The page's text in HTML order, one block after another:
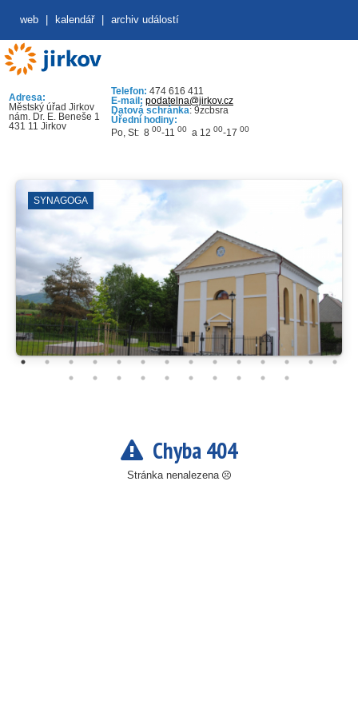
web kalendář archiv událostí
Adresa:
Městský úřad Jirkov
nám. Dr. E. Beneše 1
431 11 Jirkov
Telefon: 474 616 411
E-mail: podatelna@jirkov.cz
Datová schránka: 9zcbsra
Úřední hodiny:
Po, St: 8 00-11 00 a 12 00-17 00
SYNAGOGA
Chyba 404
Stránka nenalezena